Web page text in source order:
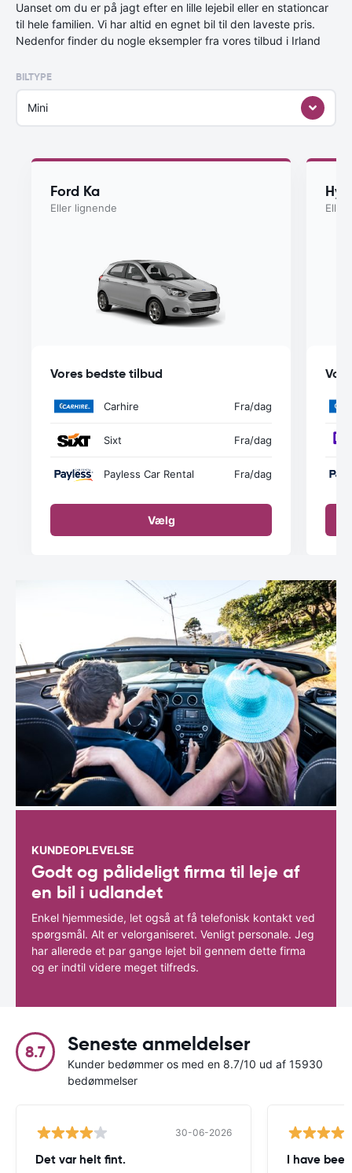
Uanset om du er på jagt efter en lille lejebil eller en stationcar
til hele familien. Vi har altid en egnet bil til den laveste pris.
Nedenfor finder du nogle eksempler fra vores tilbud i Irland
BILTYPE
Mini
Ford Ka
Eller lignende
Vores bedste tilbud
Carhire Fra/dag
Sixt Fra/dag
Payless Car Rental Fra/dag
Vælg
Eller
KUNDEOPLEVELSE
Godt og pålideligt firma til leje af
en bil i udlandet
Enkel hjemmeside, let også at få telefonisk kontakt ved
spørgsmål. Alt er velorganiseret. Venligt personale. Jeg
har allerede et par gange lejet bil gennem dette firma
og er indtil videre meget tilfreds.
8.7 Seneste anmeldelser
Kunder bedømmer os med en 8.7/10 ud af 15930
bedømmelser
30-06-2026
Det var helt fint. I have